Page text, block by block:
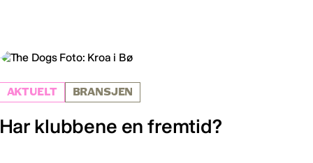
AKTUELT BRANSJEN
klubbene en fremtid?